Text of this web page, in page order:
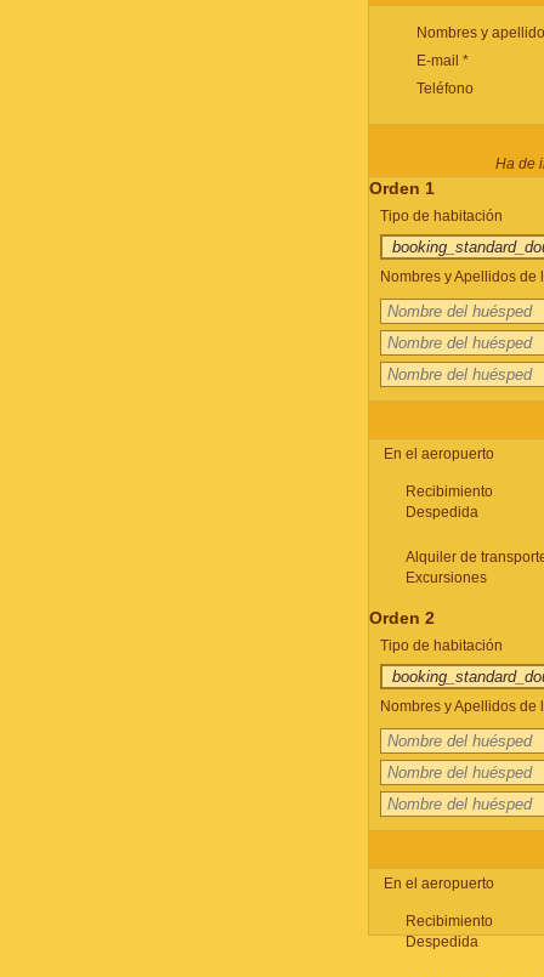
Nombres y
E-mail *
Teléfono
Ha de
Orden 1
Tipo de habitación
Nombres y Apellidos
En el aeropuerto
Recibimiento
Despedida
Alquiler de
Excursiones
Orden 2
Tipo de habitación
Nombres y Apellidos
En el aeropuerto
Recibimiento
Despedida